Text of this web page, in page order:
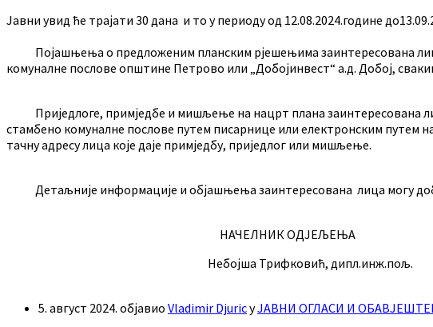
Јавни увид ће трајати 30 дана и то у периоду од 12.08.2024.године
Појашњења о предложеним планским рјешењима заинтересована
комуналне послове општине Петрово или „Добојинвест“ а.д. Добој,
Приједлоге, примједбе и мишљење на нацрт плана заинтересована
стамбено комуналне послове путем писарнице или електронским путем
тачну адресу лица које даје примједбу, приједлог или мишљење.
Детаљније информације и објашњења заинтересована лица могу
НАЧЕЛНИК ОДЈЕЉЕЊА
Небојша Трифковић, дипл.инж.пољ.
5. август 2024. објавио Vladimir DjuricуЈАВНИ ОГЛАСИ И